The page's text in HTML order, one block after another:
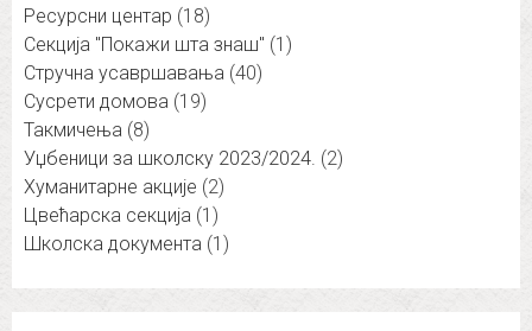
Ресурсни центар (18)
Секција "Покажи шта знаш" (1)
Стручна усавршавања (40)
Сусрети домова (19)
Такмичења (8)
Уџбеници за школску 2023/2024. (2)
Хуманитарне акције (2)
Цвећарска секција (1)
Школска документа (1)